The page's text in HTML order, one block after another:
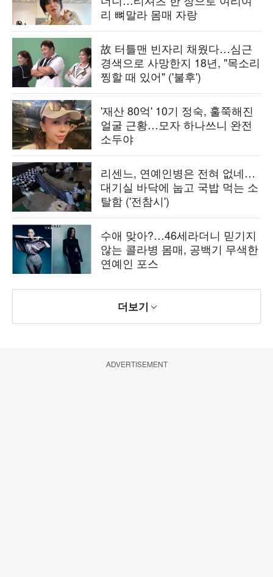
리 뼈말라 몸매 자랑
故 터틀맨 빈자리 채웠다…심근
경색으로 사망한지 18년, "목소리
찡할 때 있어" ('불후')
'재산 80억' 10기 정숙, 훌쭉해진
얼굴 근황…모자 하나쓰니 완전
소두야
리센느, 연예인병은 전혀 없네…
대기실 바닥에 눕고 국밥 먹는 소
탈함 ('전참시')
수애 맞아?…46세라더니 믿기지
않는 콜라병 몸매, 공백기 무색한
연예인 포스
더보기
ADVERTISEMENT